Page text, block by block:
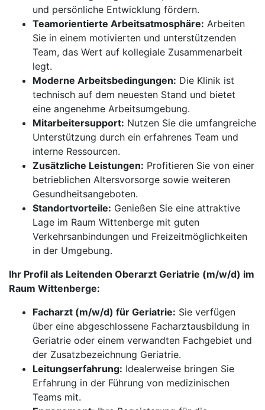
und persönliche Entwicklung fördern.
Teamorientierte Arbeitsatmosphäre: Arbeiten
Sie in einem motivierten und unterstützenden
Team, das Wert auf kollegiale Zusammenarbeit
legt.
Moderne Arbeitsbedingungen: Die Klinik ist
technisch auf dem neuesten Stand und bietet
eine angenehme Arbeitsumgebung.
Mitarbeitersupport: Nutzen Sie die umfangreiche
Unterstützung durch ein erfahrenes Team und
interne Ressourcen.
Zusätzliche Leistungen: Profitieren Sie von einer
betrieblichen Altersvorsorge sowie weiteren
Gesundheitsangeboten.
Standortvorteile: Genießen Sie eine attraktive
Lage im Raum Wittenberge mit guten
Verkehrsanbindungen und Freizeitmöglichkeiten
in der Umgebung.
Ihr Profil als Leitenden Oberarzt Geriatrie (m/w/d) im
Raum Wittenberge:
Facharzt (m/w/d) für Geriatrie: Sie verfügen
über eine abgeschlossene Facharztausbildung in
Geriatrie oder einem verwandten Fachgebiet und
der Zusatzbezeichnung Geriatrie.
Leitungserfahrung: Idealerweise bringen Sie
Erfahrung in der Führung von medizinischen
Teams mit.